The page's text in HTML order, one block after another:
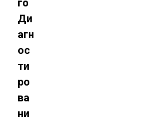
Ди
агн
ос
ти
ро
ва
ни